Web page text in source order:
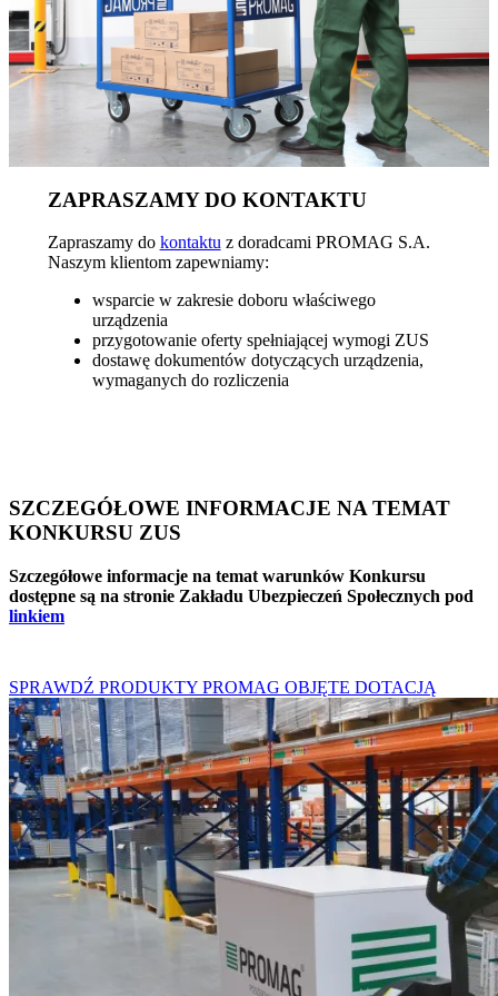
ZAPRASZAMY DO KONTAKTU
Zapraszamy do kontaktu z doradcami PROMAG S.A.
Naszym klientom zapewniamy:
wsparcie w zakresie doboru właściwego
urządzenia
przygotowanie oferty spełniającej wymogi ZUS
dostawę dokumentów dotyczących urządzenia,
wymaganych do rozliczenia
SZCZEGÓŁOWE INFORMACJE NA TEMAT
KONKURSU ZUS
Szczegółowe informacje na temat warunków Konkursu
dostępne są na stronie Zakładu Ubezpieczeń Społecznych pod
linkiem
SPRAWDŹ PRODUKTY PROMAG OBJĘTE DOTACJĄ